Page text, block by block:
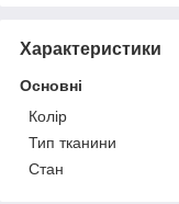
Характеристики
Основні
Колір
Тип тканини
Стан